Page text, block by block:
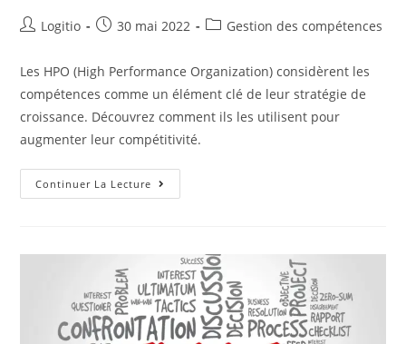
Logitio 30 mai 2022 Gestion des compétences
Les HPO (High Performance Organization) considèrent les
compétences comme un élément clé de leur stratégie de
croissance. Découvrez comment ils les utilisent pour
augmenter leur compétitivité.
Continuer La Lecture